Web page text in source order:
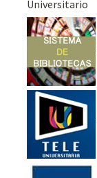
Universitario